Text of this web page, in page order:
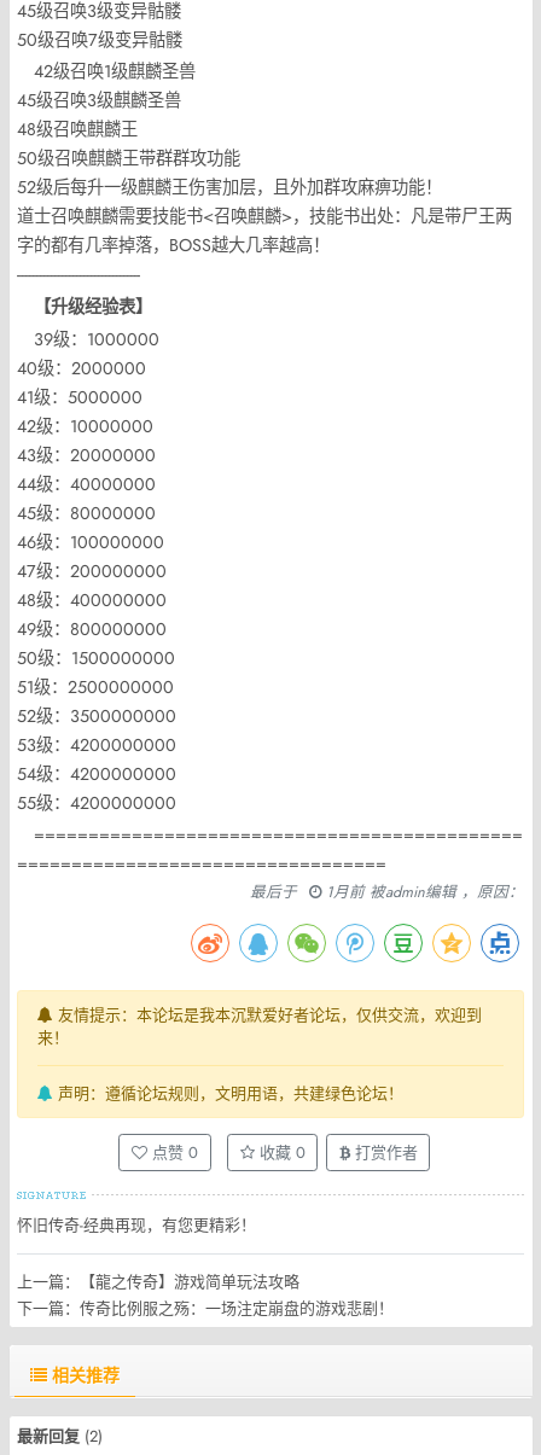
45级召唤3级变异骷髅
50级召唤7级变异骷髅
42级召唤1级麒麟圣兽
45级召唤3级麒麟圣兽
48级召唤麒麟王
50级召唤麒麟王带群群攻功能
52级后每升一级麒麟王伤害加层，且外加群攻麻痹功能！
道士召唤麒麟需要技能书<召唤麒麟>，技能书出处：凡是带尸王两
字的都有几率掉落，BOSS越大几率越高！
----------------------------------
【升级经验表】
39级：1000000
40级：2000000
41级：5000000
42级：10000000
43级：20000000
44级：40000000
45级：80000000
46级：100000000
47级：200000000
48级：400000000
49级：800000000
50级：1500000000
51级：2500000000
52级：3500000000
53级：4200000000
54级：4200000000
55级：4200000000
=============================================
==================================
最后于 1月前 被admin编辑 ，原因：
友情提示：本论坛是我本沉默爱好者论坛，仅供交流，欢迎到
来！
声明：遵循论坛规则，文明用语，共建绿色论坛！
点赞 0 收藏 0 打赏作者
怀旧传奇-经典再现，有您更精彩！
上一篇：
【龍之传奇】游戏简单玩法攻略
下一篇： 传奇比例服之殇：一场注定崩盘的游戏悲剧！
相关推荐
最新回复 (2)